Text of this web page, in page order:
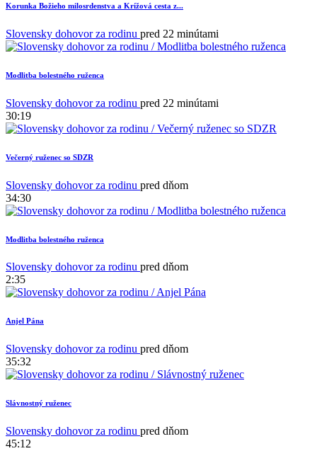
Korunka Božieho milosrdenstva a Krížová cesta z...
Slovensky dohovor za rodinu pred 22 minútami
Modlitba bolestného ruženca
Slovensky dohovor za rodinu pred 22 minútami
30:19
Večerný ruženec so SDZR
Slovensky dohovor za rodinu pred dňom
34:30
Modlitba bolestného ruženca
Slovensky dohovor za rodinu pred dňom
2:35
Anjel Pána
Slovensky dohovor za rodinu pred dňom
35:32
Slávnostný ruženec
Slovensky dohovor za rodinu pred dňom
45:12